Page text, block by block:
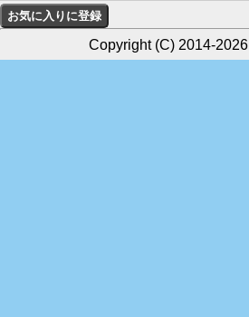
Copyright (C) 2014-2026